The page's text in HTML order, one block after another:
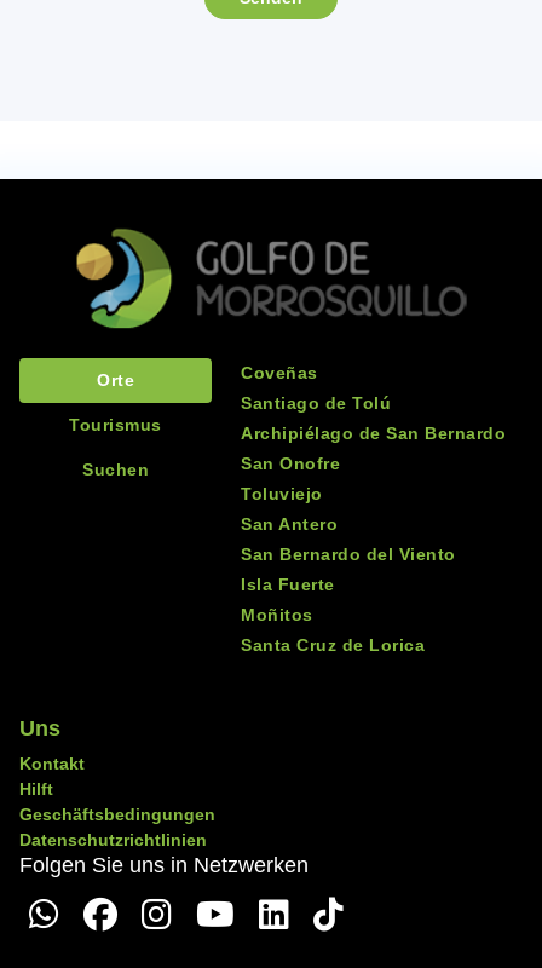
Orte
Tourismus
Suchen
Coveñas
Santiago de Tolú
Archipiélago de San Bernardo
San Onofre
Toluviejo
San Antero
San Bernardo del Viento
Isla Fuerte
Moñitos
Santa Cruz de Lorica
Uns
Kontakt
Hilft
Geschäftsbedingungen
Datenschutzrichtlinien
Folgen Sie uns in Netzwerken